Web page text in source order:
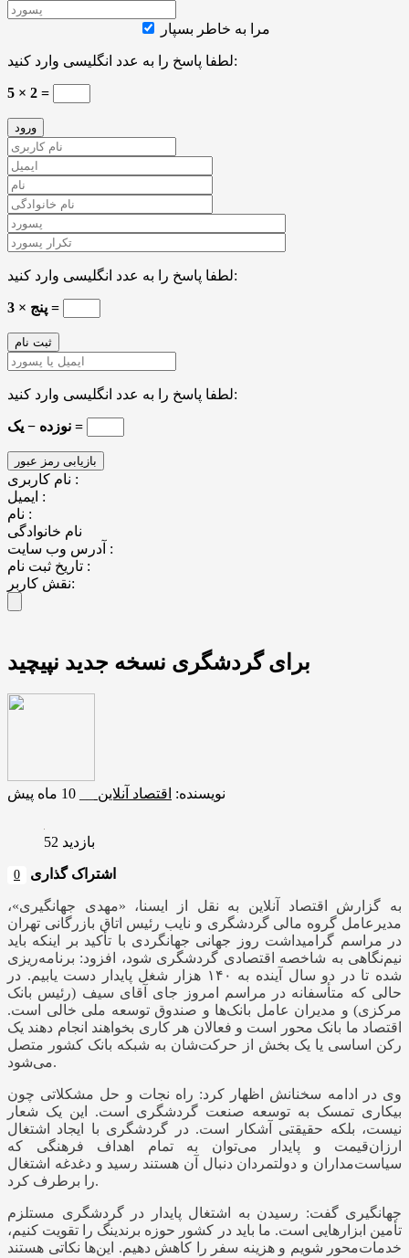
مرا به خاطر بسپار
لطفا پاسخ را به عدد انگلیسی وارد کنید:
5 × 2 =
لطفا پاسخ را به عدد انگلیسی وارد کنید:
پنج × 3 =
لطفا پاسخ را به عدد انگلیسی وارد کنید:
نوزده − یک =
نام کاربری :
ایمیل :
نام :
نام خانوادگی
آدرس وب سایت :
تاریخ ثبت نام :
نقش کاربر:
برای گردشگری نسخه جدید نپیچید
نویسنده: اقتصاد آنلاین 10 ماه پیش
بازدید 52
اشتراک گذاری 0
به گزارش اقتصاد آنلاین به نقل از ایسنا، «مهدی جهانگیری»،
مدیرعامل گروه مالی گردشگری و نایب رئیس اتاق بازرگانی تهران
در مراسم گرامیداشت روز جهانی جهانگردی با تأکید بر اینکه باید
نیم‌نگاهی به شاخصه اقتصادی گردشگری شود، افزود: برنامه‌ریزی
شده تا در دو سال آینده به ۱۴۰ هزار شغل پایدار دست یابیم. در
حالی که متأسفانه در مراسم امروز جای آقای سیف (رئیس بانک
مرکزی) و مدیران عامل بانک‌ها و صندوق توسعه ملی خالی است.
اقتصاد ما بانک محور است و فعالان هر کاری بخواهند انجام دهند یک
رکن اساسی یا یک بخش از حرکت‌شان به شبکه بانک کشور متصل
می‌شود.
وی در ادامه سخنانش اظهار کرد: راه نجات و حل مشکلاتی چون
بیکاری تمسک به توسعه صنعت گردشگری است. این یک شعار
نیست، بلکه حقیقتی آشکار است. در گردشگری با ایجاد اشتغال
ارزان‌قیمت و پایدار می‌توان به تمام اهداف فرهنگی که
سیاست‌مداران و دولتمردان دنبال آن هستند رسید و دغدغه اشتغال
را برطرف کرد.
جهانگیری گفت: رسیدن به اشتغال پایدار در گردشگری مستلزم
تأمین ابزارهایی است. ما باید در کشور حوزه برندینگ را تقویت کنیم،
خدمات‌محور شویم و هزینه سفر را کاهش دهیم. این‌ها نکاتی هستند